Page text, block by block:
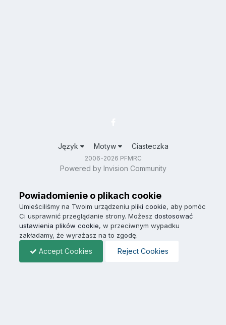
Język Motyw Ciasteczka
2006-2026 PFMRC
Powered by Invision Community
Powiadomienie o plikach cookie
Umieściliśmy na Twoim urządzeniu pliki cookie, aby pomóc
Ci usprawnić przeglądanie strony. Możesz dostosować
ustawienia plików cookie, w przeciwnym wypadku
zakładamy, że wyrażasz na to zgodę.
Accept Cookies Reject Cookies